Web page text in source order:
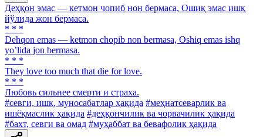
Деҳқон эмас — кетмон чопиб нон бермаса, Ошиқ эмас ишқ
йўлида жон бермаса.
* * *
Dehqon emas — ketmon chopib non bermasa, Oshiq emas ishq
yoʼlida jon bermasa.
* * *
They love too much that die for love.
* * *
Любовь сильнее смерти и страха.
#севги, ишқ, муносабатлар ҳақида #меҳнатсеварлик ва
ишёқмаслик ҳақида #деҳқончилик ва чорвачилик ҳақида
#бахт, севги ва омад #муҳаббат ва бевафолик ҳақида